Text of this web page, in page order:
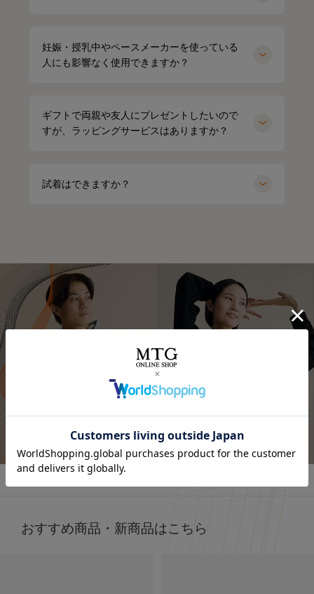
妊娠・授乳中やペースメーカーを使っている
人にも影響なく使用できますか？
ギフトで両親や友人にプレゼントしたいので
すが、ラッピングサービスはありますか？
試着はできますか？
詳しくはこちら
.
オールブラックにブルーニットで差し色に🩵
インナーの黒Tシャツは、 @sixpad_official のリカバリー
冬にも大活躍したロングスリーブ
着心地もよくて、👨とシェアして使ってる
SSは新色もでるみたい！
4/15までに予約すると、オリジナルアイテムもGETできる
#PR #SIXPAD #シックスパッド #リカバリーウェア #着る
だけで疲労回復
⭐⭐⭐
最近よく目にする〝リカバリーウェア〟って
今私が着ているポロシャツがそうなの❣️
【シックスパッド リカバリーウェア ポロシャツ】
何がすごいって、着るだけで血行を促進して、
質の高い疲労回復を実現する一般医療機器のウェアなんだ
その仕組みが、天然鉱石を練りこんだ特殊繊維、
Mediculation®️（メディキュレーション）※を使用した生
おすすめ商品・新商品はこちら